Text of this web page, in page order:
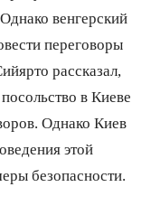
венгерский
переговоры
рассказал,
в Киеве
Однако Киев
этой
безопасности.